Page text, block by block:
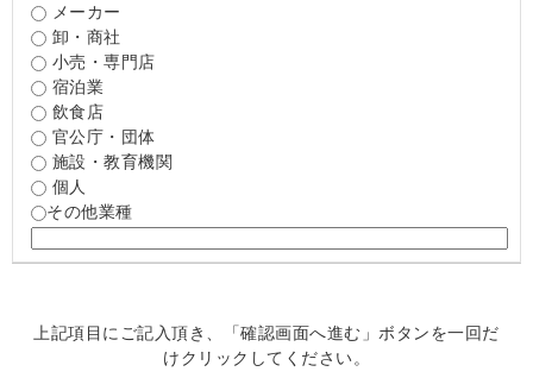
メーカー
卸・商社
小売・専門店
宿泊業
飲食店
官公庁・団体
施設・教育機関
個人
その他業種
上記項目にご記入頂き、「確認画面へ進む」ボタンを一回だ
けクリックしてください。